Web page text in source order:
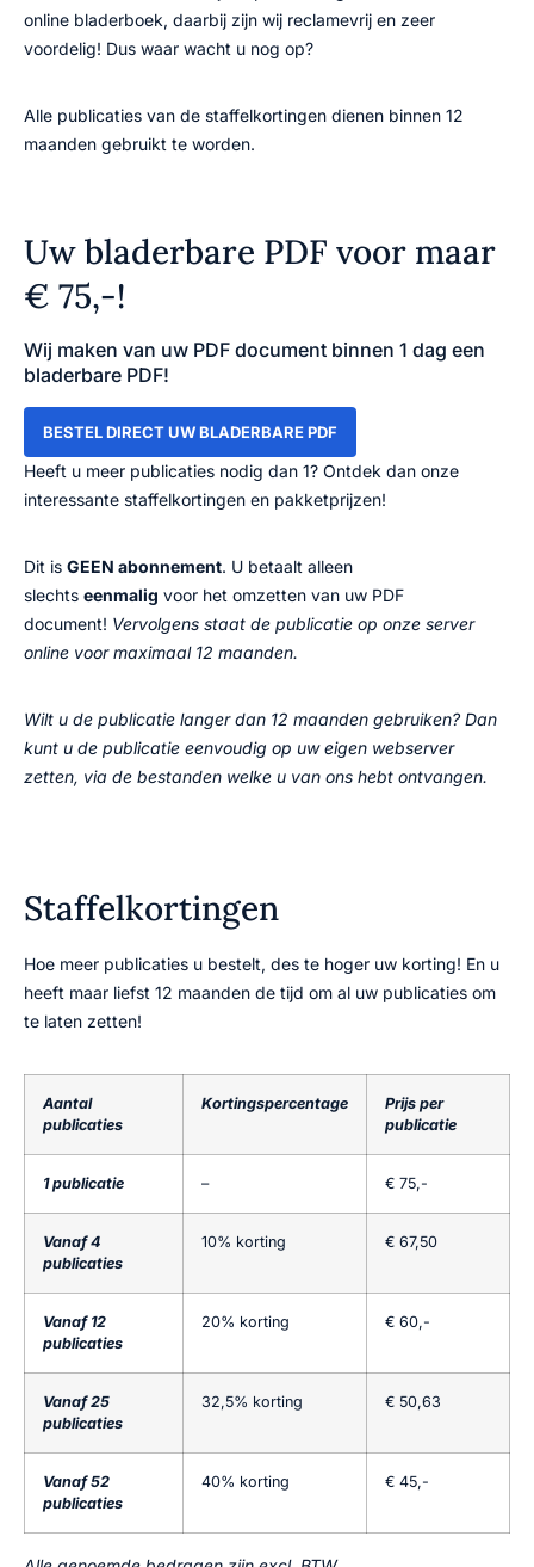
online bladerboek, daarbij zijn wij reclamevrij en zeer
voordelig! Dus waar wacht u nog op?
Alle publicaties van de staffelkortingen dienen binnen 12
maanden gebruikt te worden.
Uw bladerbare PDF voor maar
€ 75,-!
Wij maken van uw PDF document binnen 1 dag een
bladerbare PDF!
BESTEL DIRECT UW BLADERBARE PDF
Heeft u meer publicaties nodig dan 1? Ontdek dan onze
interessante staffelkortingen en pakketprijzen!
Dit is GEEN abonnement. U betaalt alleen
slechts eenmalig voor het omzetten van uw PDF
document! Vervolgens staat de publicatie op onze server
online voor maximaal 12 maanden.
Wilt u de publicatie langer dan 12 maanden gebruiken? Dan
kunt u de publicatie eenvoudig op uw eigen webserver
zetten, via de bestanden welke u van ons hebt ontvangen.
Staffelkortingen
Hoe meer publicaties u bestelt, des te hoger uw korting! En u
heeft maar liefst 12 maanden de tijd om al uw publicaties om
te laten zetten!
Aantal
publicaties
Kortingspercentage
Prijs per
publicatie
1 publicatie – € 75,-
Vanaf 4
publicaties
10% korting € 67,50
Vanaf 12
publicaties
20% korting € 60,-
Vanaf 25
publicaties
32,5% korting € 50,63
Vanaf 52
publicaties
40% korting € 45,-